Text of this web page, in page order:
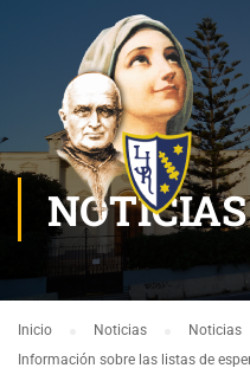
NOTICIAS
Inicio Noticias
Noticias
Información sobre las listas de